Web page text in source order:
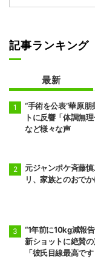
記事ランキング
最新
“手術を公表”華原
トに反響「体調無
など様々な声
元ジャンポケ斉藤
リ、家族とのおで
“1年前に10kg減報
新ショットに絶賛
「彼氏目線最高で